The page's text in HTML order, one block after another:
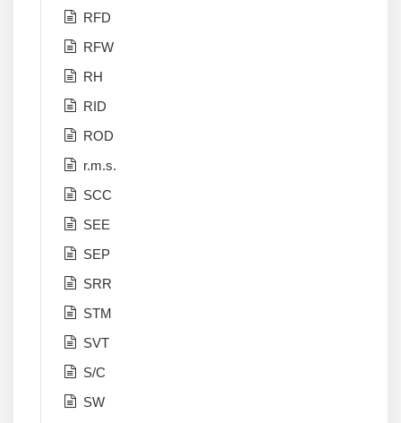
RFD
RFW
RH
RID
ROD
r.m.s.
SCC
SEE
SEP
SRR
STM
SVT
S/C
SW